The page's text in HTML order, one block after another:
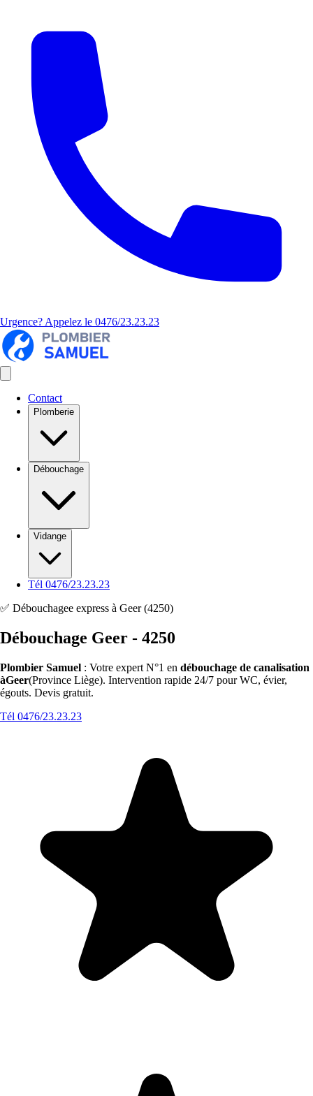
Urgence? Appelez le 0476/23.23.23
Contact
Plomberie
Débouchage
Vidange
Tél 0476/23.23.23
✅ Débouchagee express à Geer (4250)
Débouchage Geer - 4250
Plombier Samuel : Votre expert N°1 en débouchage de canalisation
àGeer(Province Liège). Intervention rapide 24/7 pour WC, évier,
égouts. Devis gratuit.
Tél 0476/23.23.23